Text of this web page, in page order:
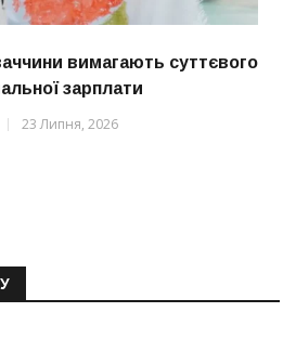
вимагають суттєвого
зарплати
23 Липня, 2026